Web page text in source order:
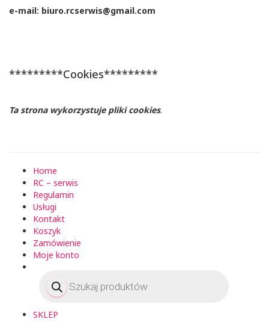
e-mail: biuro.rcserwis@gmail.com
*********Cookies*********
Ta strona wykorzystuje pliki cookies.
Home
RC – serwis
Regulamin
Usługi
Kontakt
Koszyk
Zamówienie
Moje konto
Wyszukiwarka
produktów
SKLEP